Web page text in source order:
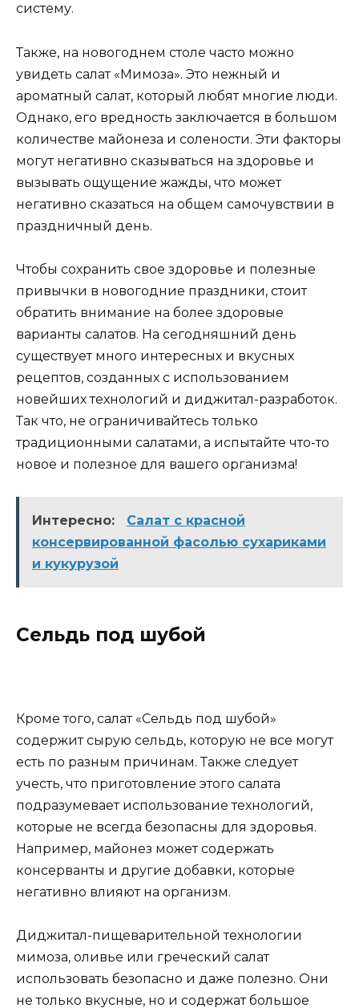
систему.
Также, на новогоднем столе часто можно
увидеть салат «Мимоза». Это нежный и
ароматный салат, который любят многие люди.
Однако, его вредность заключается в большом
количестве майонеза и солености. Эти факторы
могут негативно сказываться на здоровье и
вызывать ощущение жажды, что может
негативно сказаться на общем самочувствии в
праздничный день.
Чтобы сохранить свое здоровье и полезные
привычки в новогодние праздники, стоит
обратить внимание на более здоровые
варианты салатов. На сегодняшний день
существует много интересных и вкусных
рецептов, созданных с использованием
новейших технологий и диджитал-разработок.
Так что, не ограничивайтесь только
традиционными салатами, а испытайте что-то
новое и полезное для вашего организма!
Интересно:
Салат с красной
консервированной фасолью сухариками
и кукурузой
Сельдь под шубой
Кроме того, салат «Сельдь под шубой»
содержит сырую сельдь, которую не все могут
есть по разным причинам. Также следует
учесть, что приготовление этого салата
подразумевает использование технологий,
которые не всегда безопасны для здоровья.
Например, майонез может содержать
консерванты и другие добавки, которые
негативно влияют на организм.
Диджитал-пищеварительной технологии
мимоза, оливье или греческий салат
использовать безопасно и даже полезно. Они
не только вкусные, но и содержат большое